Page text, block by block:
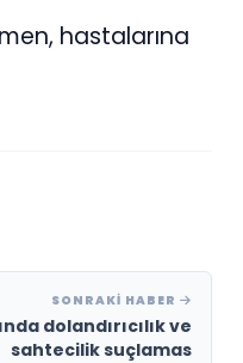
hastalarına
SONRAKI HABER
dolandırıcılık ve
sahtecilik suçlamas